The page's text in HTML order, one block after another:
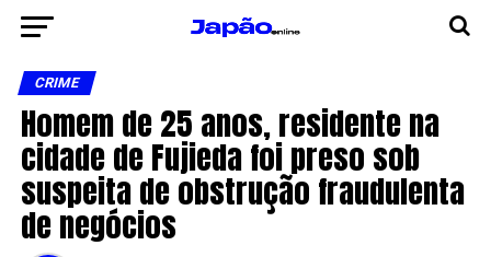
CRIME
Homem de 25 anos, residente na
cidade de Fujieda foi preso sob
suspeita de obstrução fraudulenta
de negócios